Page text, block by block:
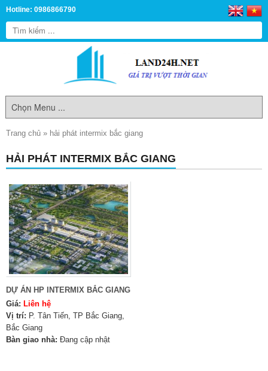
Hotline: 0986866790
Trang chủ » hải phát intermix bắc giang
HẢI PHÁT INTERMIX BẮC GIANG
DỰ ÁN HP INTERMIX BẮC GIANG
Giá: Liên hệ
Vị trí: P. Tân Tiến, TP Bắc Giang,
Bắc Giang
Bàn giao nhà: Đang cập nhật